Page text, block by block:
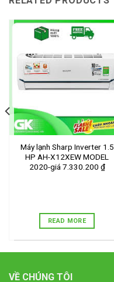
Máy lạnh Sharp Inverter 1.5
HP AH-X12XEW MODEL
2020-giá 7.330.200 ₫
READ MORE
VỀ CHÚNG TÔI